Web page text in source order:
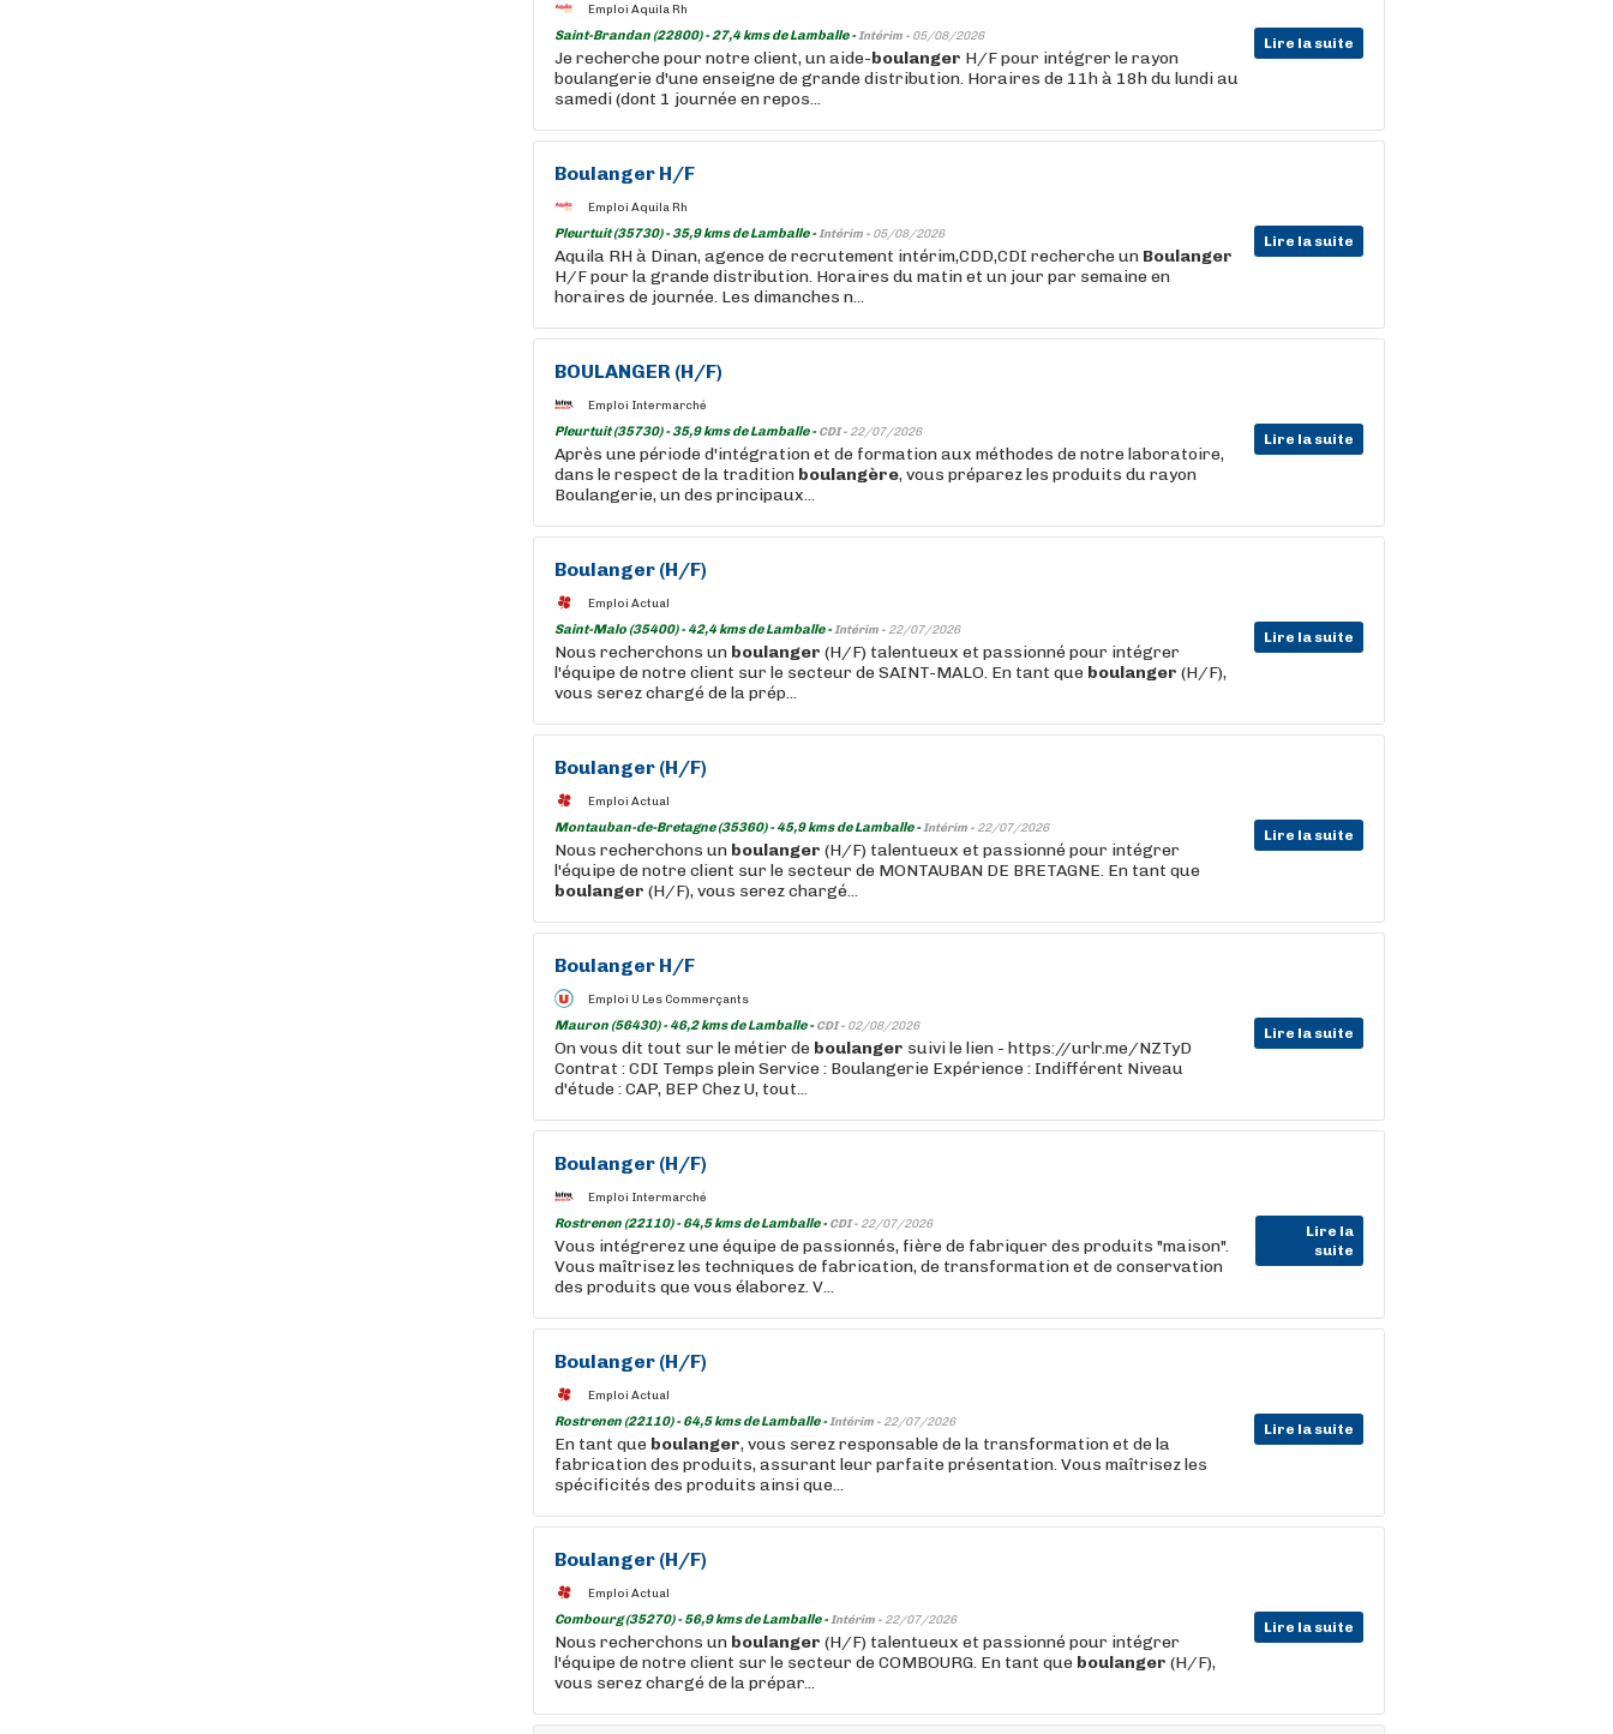
Emploi Aquila Rh
Saint-Brandan (22800) - 27,4 kms de Lamballe -Intérim - 05/08/2026 Lire la suite
Je recherche pour notre client, un aide-boulanger H/F pour intégrer le rayon
boulangerie d'une enseigne de grande distribution. Horaires de 11h à 18h du lundi au
samedi (dont 1 journée en repos...
Boulanger H/F
Emploi Aquila Rh
Pleurtuit (35730) - 35,9 kms de Lamballe -Intérim - 05/08/2026 Lire la suite
Aquila RH à Dinan, agence de recrutement intérim,CDD,CDI recherche un Boulanger
H/F pour la grande distribution. Horaires du matin et un jour par semaine en
horaires de journée. Les dimanches n...
BOULANGER (H/F)
Emploi Intermarché
Pleurtuit (35730) - 35,9 kms de Lamballe -CDI - 22/07/2026 Lire la suite
Après une période d'intégration et de formation aux méthodes de notre laboratoire,
dans le respect de la tradition boulangère, vous préparez les produits du rayon
Boulangerie, un des principaux...
Boulanger (H/F)
Emploi Actual
Saint-Malo (35400) - 42,4 kms de Lamballe -Intérim - 22/07/2026 Lire la suite
Nous recherchons un boulanger (H/F) talentueux et passionné pour intégrer
l'équipe de notre client sur le secteur de SAINT-MALO. En tant que boulanger (H/F),
vous serez chargé de la prép...
Boulanger (H/F)
Emploi Actual
Montauban-de-Bretagne (35360) - 45,9 kms de Lamballe -Intérim - 22/07/2026 Lire la suite
Nous recherchons un boulanger (H/F) talentueux et passionné pour intégrer
l'équipe de notre client sur le secteur de MONTAUBAN DE BRETAGNE. En tant que
boulanger (H/F), vous serez chargé...
Boulanger H/F
Emploi U Les Commerçants
Mauron (56430) - 46,2 kms de Lamballe -CDI - 02/08/2026 Lire la suite
On vous dit tout sur le métier de boulanger suivi le lien - https://urlr.me/NZTyD
Contrat : CDI Temps plein Service : Boulangerie Expérience : Indifférent Niveau
d'étude : CAP, BEP Chez U, tout...
Boulanger (H/F)
Emploi Intermarché
Rostrenen (22110) - 64,5 kms de Lamballe -CDI - 22/07/2026
Lire la
suite
Vous intégrerez une équipe de passionnés, fière de fabriquer des produits "maison".
Vous maîtrisez les techniques de fabrication, de transformation et de conservation
des produits que vous élaborez. V...
Boulanger (H/F)
Emploi Actual
Rostrenen (22110) - 64,5 kms de Lamballe -Intérim - 22/07/2026 Lire la suite
En tant que boulanger, vous serez responsable de la transformation et de la
fabrication des produits, assurant leur parfaite présentation. Vous maîtrisez les
spécificités des produits ainsi que...
Boulanger (H/F)
Emploi Actual
Combourg (35270) - 56,9 kms de Lamballe -Intérim - 22/07/2026 Lire la suite
Nous recherchons un boulanger (H/F) talentueux et passionné pour intégrer
l'équipe de notre client sur le secteur de COMBOURG. En tant que boulanger (H/F),
vous serez chargé de la prépar...